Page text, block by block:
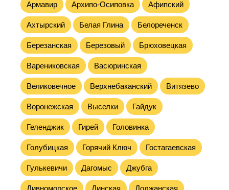
Армавир Архипо-Осиповка Афипский
Ахтырский Белая Глина Белореченск
Березанская Березовый Брюховецкая
Варениковская Васюринская
Великовечное Верхнебаканский Витязево
Воронежская Выселки Гайдук
Геленджик Гирей Головинка
Голубицкая Горячий Ключ Гостагаевская
Гулькевичи Дагомыс Джубга
Дивноморское Динская Должанская